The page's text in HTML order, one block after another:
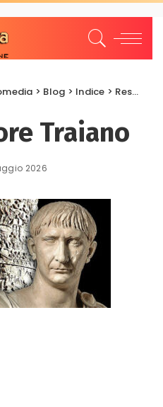
> Blog > Indice > Restauri e Recuperi
Traiano
2026